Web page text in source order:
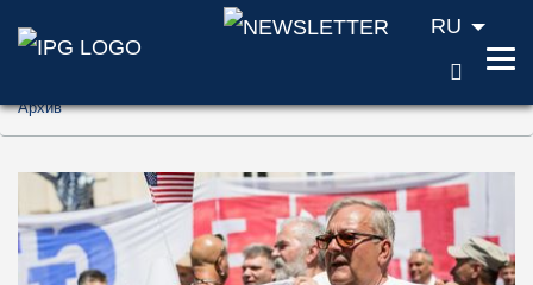
Перейти к содержанию (ключ доступа
Перейти к поиску (ключ доступа '2')
Перейти к навигации (ключ доступа '3')
RU
Архив